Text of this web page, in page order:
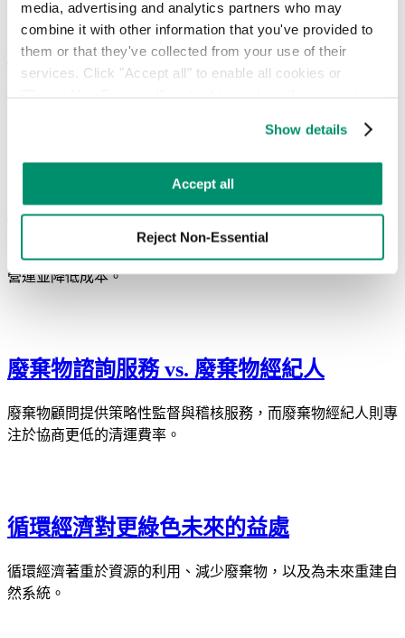
media, advertising and analytics partners who may
combine it with other information that you've provided to
them or that they've collected from your use of their
services. Click "Accept all" to enable all cookies or
preferences by toggling the different kinds of cookies.
Privacy Policy.
Show details
Accept all
Reject Non-Essential
解讀ESG框架與標準
為何您的企業需要廢棄物管理顧問
廢棄物管理顧問提供專業知識與以數據為依據的策略，以優化
營運並降低成本。
廢棄物諮詢服務 vs. 廢棄物經紀人
廢棄物顧問提供策略性監督與稽核服務，而廢棄物經紀人則專
注於協商更低的清運費率。
循環經濟對更綠色未來的益處
循環經濟著重於資源的利用、減少廢棄物，以及為未來重建自
然系統。